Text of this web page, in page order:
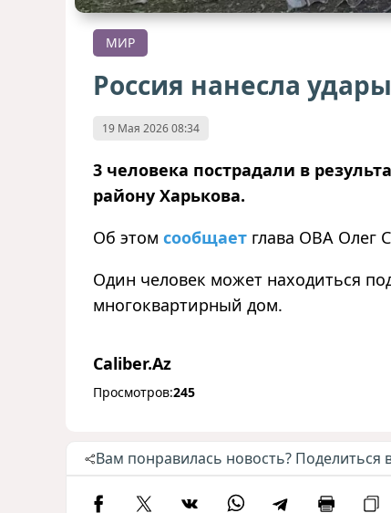
МИР
Россия нанесла
19 Мая 2026 08:34
3 человека пострадали в
району Харькова.
Об этом сообщает глава ОВА Олег
Один человек может находиться
многоквартирный дом.
Caliber.Az
Просмотров:245
Вам понравилась новость? Поделиться